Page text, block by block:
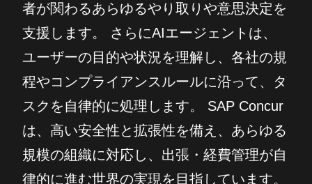
者が関わるあらゆるやり取りや意思決定を
支援します。 さらにAIエージェントは、
ユーザーの目的や状況を理解し、各社の規
程やコンプライアンスルールに沿って、タ
スクを自律的に処理します。 SAP Concur
は、高い安全性と拡張性を備え、あらゆる
規模の組織に対応し、出張・経費管理が自
律的に進む世界の実現を目指しています。